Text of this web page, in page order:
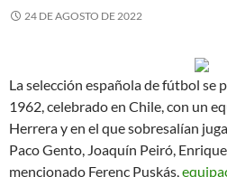
24 DE AGOSTO DE 2022
La selección española de fútbol se
1962, celebrado en Chile, con un
Herrera y en el que sobresalían
Paco Gento, Joaquín Peiró,
mencionado Ferenc Puskás,